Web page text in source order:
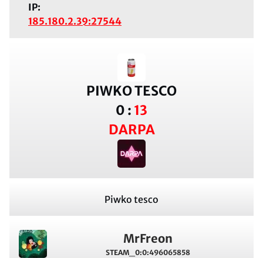
IP:
185.180.2.39:27544
PIWKO TESCO
0 : 13
DARPA
Piwko tesco
MrFreon
STEAM_0:0:496065858